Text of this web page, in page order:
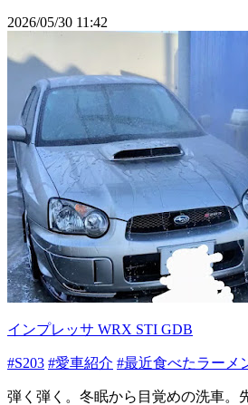
2026/05/30 11:42
インプレッサ WRX STI GDB
#S203 #愛車紹介 #最近食べたラーメ
弾く弾く。冬眠から目覚めの洗車。